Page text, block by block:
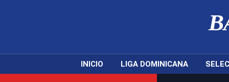
INICIO LIGA DOMINICANA